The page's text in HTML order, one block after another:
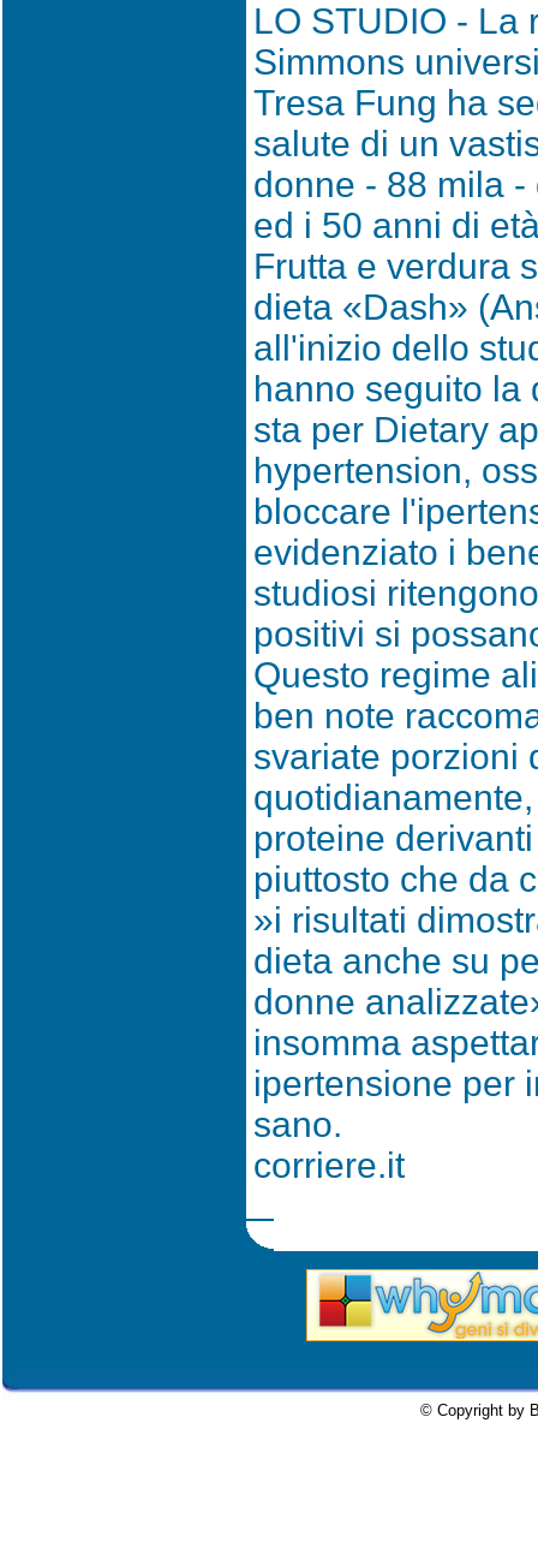
LO STUDIO - La
Simmons
Tresa Fung ha
salute di un
donne - 88 mila
ed i 50 anni di
Frutta e verdura
dieta «Dash»
all'inizio dello
hanno seguito la
sta per Dietary
hypertension,
bloccare
evidenziato i
studiosi
positivi si
Questo regime
ben note
svariate porzioni
proteine
piuttosto che da
»i risultati
dieta anche su
donne
insomma
ipertensione per
sano.
corriere.it
© Copyright by